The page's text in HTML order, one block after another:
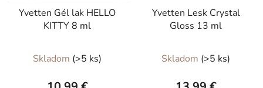
Yvetten Gél lak HELLO
KITTY 8 ml
Skladom (>5 ks)
Yvetten Lesk Crystal
Gloss 13 ml
hodnotenie
produktu
Skladom (>5 ks)